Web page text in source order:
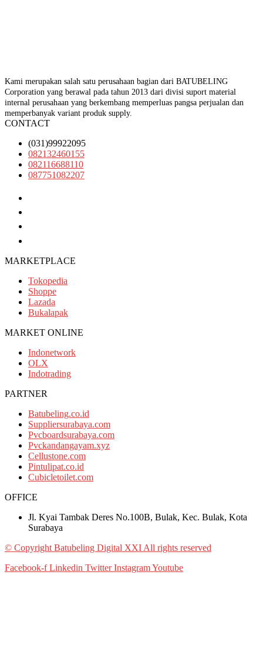
Kami merupakan salah satu perusahaan bagian dari BATUBELING
Corporation yang berawal pada tahun 2013 dari divisi suport material
internal perusahaan yang berkembang memperluas pangsa perjualan dan
memperbanyak variant produk supply.
CONTACT
(031)99922095
082132460155
082116688110
087751082207
MARKETPLACE
Tokopedia
Shoppe
Lazada
Bukalapak
MARKET ONLINE
Indonetwork
OLX
Indotrading
PARTNER
Batubeling.co.id
Suppliersurabaya.com
Pvcboardsurabaya.com
Pvckandangayam.xyz
Cellustone.com
Pintulipat.co.id
Cubicletoilet.com
OFFICE
Jl. Kyai Tambak Deres No.100B, Bulak, Kec. Bulak, Kota
Surabaya
© Copyright Batubeling Digital XXI All rights reserved
Facebook-f Linkedin Twitter InstagramYoutube